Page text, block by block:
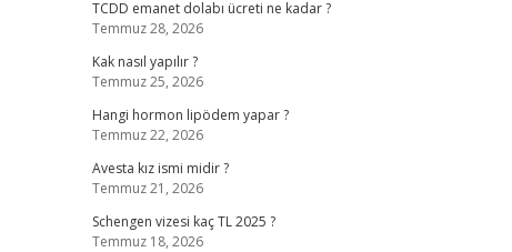
TCDD emanet dolabı ücreti ne kadar ?
Temmuz 28, 2026
Kak nasıl yapılır ?
Temmuz 25, 2026
Hangi hormon lipödem yapar ?
Temmuz 22, 2026
Avesta kız ismi midir ?
Temmuz 21, 2026
Schengen vizesi kaç TL 2025 ?
Temmuz 18, 2026